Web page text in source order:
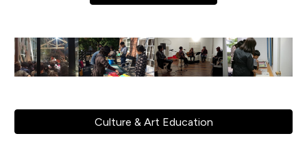
Culture & Art Education